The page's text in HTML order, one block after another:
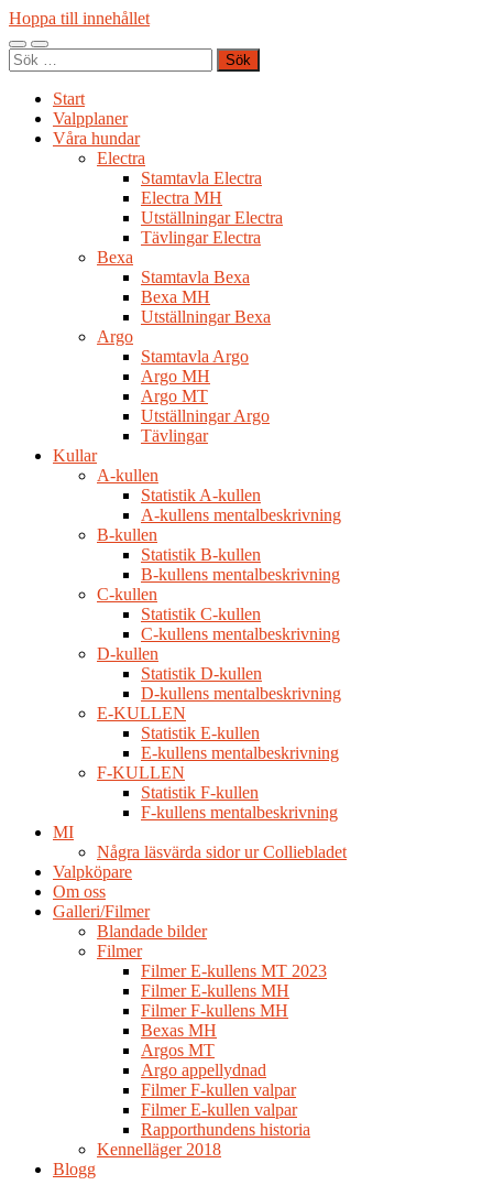
Hoppa till innehållet
Slå
på/av
Slå
på/av
Sök
efter:
Start
Valpplaner
Våra hundar
Electra
Stamtavla Electra
Electra MH
Utställningar Electra
Tävlingar Electra
Bexa
Stamtavla Bexa
Bexa MH
Utställningar Bexa
Argo
Stamtavla Argo
Argo MH
Argo MT
Utställningar Argo
Tävlingar
Kullar
A-kullen
Statistik A-kullen
A-kullens mentalbeskrivning
B-kullen
Statistik B-kullen
B-kullens mentalbeskrivning
C-kullen
Statistik C-kullen
C-kullens mentalbeskrivning
D-kullen
Statistik D-kullen
D-kullens mentalbeskrivning
E-KULLEN
Statistik E-kullen
E-kullens mentalbeskrivning
F-KULLEN
Statistik F-kullen
F-kullens mentalbeskrivning
MI
Några läsvärda sidor ur Colliebladet
Valpköpare
Om oss
Galleri/Filmer
Blandade bilder
Filmer
Filmer E-kullens MT 2023
Filmer E-kullens MH
Filmer F-kullens MH
Bexas MH
Argos MT
Argo appellydnad
Filmer F-kullen valpar
Filmer E-kullen valpar
Rapporthundens historia
Kennelläger 2018
Blogg